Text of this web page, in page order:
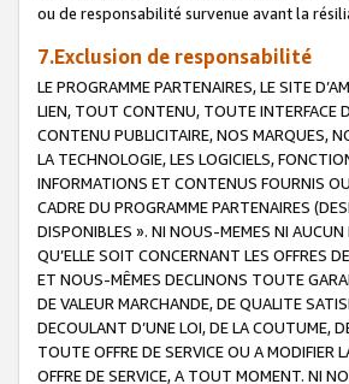
ou de responsabilité survenue avant la
7.Exclusion de responsabilité
LE PROGRAMME PARTENAIRES, LE SITE
LIEN, TOUT CONTENU, TOUTE INTERFACE
CONTENU PUBLICITAIRE, NOS MARQUES,
LA TECHNOLOGIE, LES LOGICIELS,
INFORMATIONS ET CONTENUS FOURNIS
CADRE DU PROGRAMME PARTENAIRES
DISPONIBLES ». NI NOUS-MEMES NI
QU’ELLE SOIT CONCERNANT LES OFFRES
ET NOUS-MÊMES DECLINONS TOUTE
DE VALEUR MARCHANDE, DE QUALITE
DECOULANT D’UNE LOI, DE LA COUTUME,
TOUTE OFFRE DE SERVICE OU A MODIFIER
OFFRE DE SERVICE, A TOUT MOMENT. NI